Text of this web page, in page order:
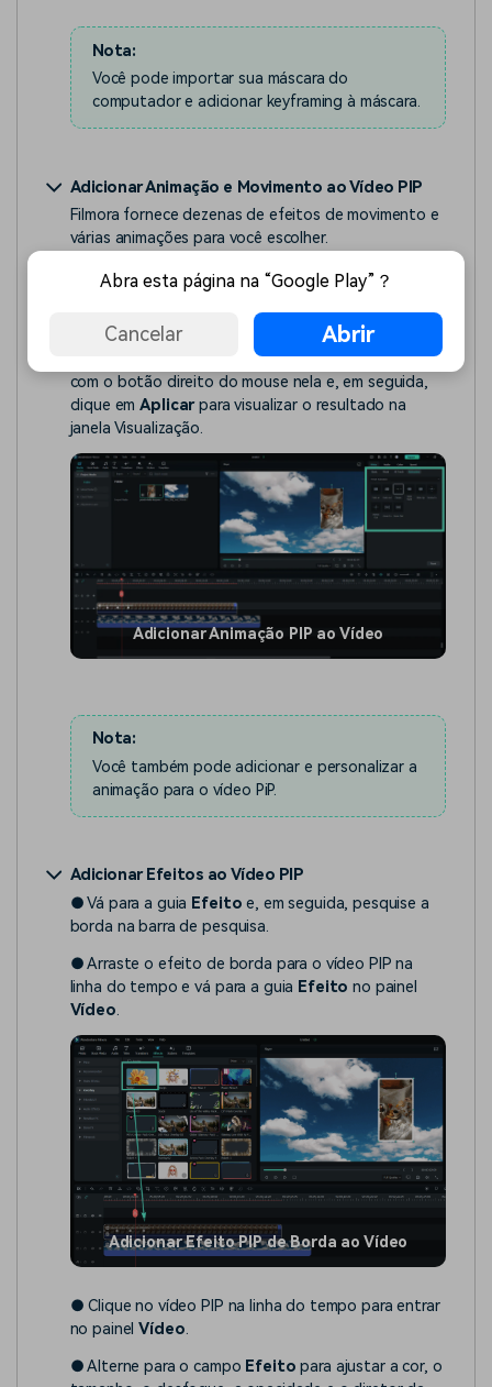
Nota:
Você pode importar sua máscara do
computador e adicionar keyframing à máscara.
Adicionar Animação e Movimento ao Vídeo PIP
Filmora fornece dezenas de efeitos de movimento e
várias animações para você escolher.
● Clique duas vezes no vídeo PIP na linha do tempo
● Clique duas vezes em uma predefinição de
animação ou predefinição de movimento, ou clique
com o botão direito do mouse nela e, em seguida,
clique emAplicarpara visualizar o resultado na
janela Visualização.
Adicionar Animação PIP ao Vídeo
Nota:
Você também pode adicionar e personalizar a
animação para o vídeo PiP.
Adicionar Efeitos ao Vídeo PIP
● Vá para a guia Efeito e, em seguida, pesquise a
borda na barra de pesquisa.
● Arraste o efeito de borda para o vídeo PIP na
linha do tempo e vá para a guia Efeito no painel
Vídeo.
Adicionar Efeito PIP de Borda ao Vídeo
● Clique no vídeo PIP na linha do tempo para entrar
no painelVídeo.
● Alterne para o campo Efeito para ajustar a cor, o
Abra esta página na “Google Play”？
Cancelar Abrir